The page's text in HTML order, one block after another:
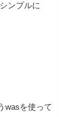
ンプルに
wasを使って